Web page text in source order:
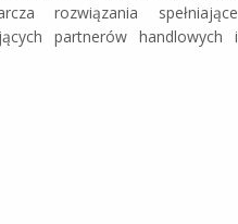
rozwiązania spełniające
partnerów handlowych i